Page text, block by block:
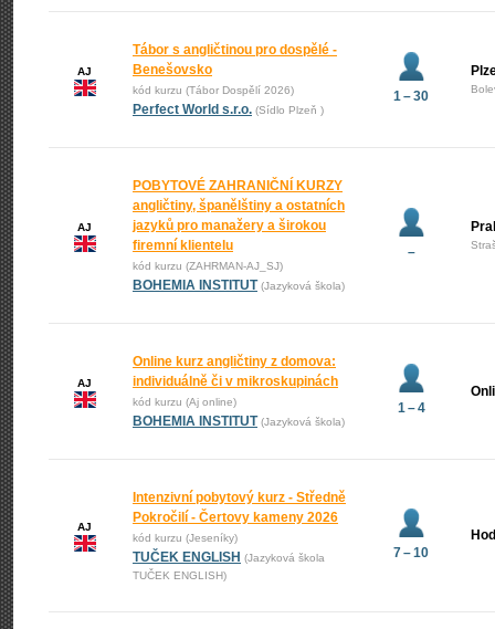
AJ
Tábor s angličtinou pro dospělé -
Benešovsko
kód kurzu (Tábor Dospělí 2026)
Perfect World s.r.o. (Sídlo Plzeň )
1 – 30
AJ
POBYTOVÉ ZAHRANIČNÍ KURZY
angličtiny, španělštiny a ostatních
jazyků pro manažery a širokou
firemní klientelu
kód kurzu (ZAHRMAN-AJ_SJ)
BOHEMIA INSTITUT (Jazyková škola)
–
AJ
Online kurz angličtiny z domova:
individuálně či v mikroskupinách
kód kurzu (Aj online)
BOHEMIA INSTITUT (Jazyková škola)
1 – 4
AJ
Intenzivní pobytový kurz - Středně
Pokročilí - Čertovy kameny 2026
kód kurzu (Jeseníky)
TUČEK ENGLISH (Jazyková škola
TUČEK ENGLISH)
7 – 10